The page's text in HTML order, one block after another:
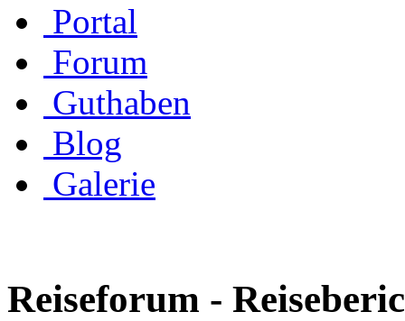
Portal
Forum
Guthaben
Blog
Galerie
Reiseforum -